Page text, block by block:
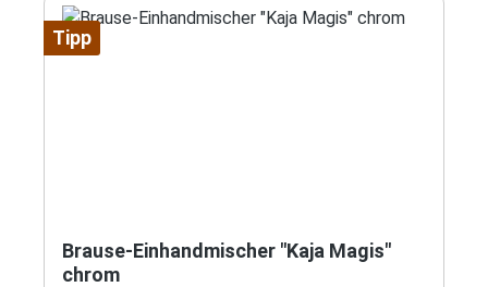
Tipp
Brause-Einhandmischer "Kaja Magis"
chrom